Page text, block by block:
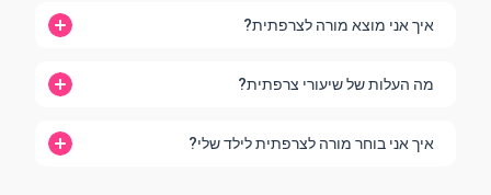
איך אני מוצא מורה לצרפתית?
מה העלות של שיעורי צרפתית?
איך אני בוחר מורה לצרפתית לילד שלי?